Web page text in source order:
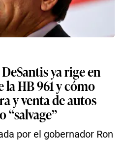
ya rige en
HB 961 y cómo
y venta de autos
“salvage”
por el gobernador Ron